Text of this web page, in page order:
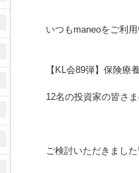
いつもmaneoをご利
【KL会89弾】保険療
12名の投資家の皆さ
ご検討いただきまし